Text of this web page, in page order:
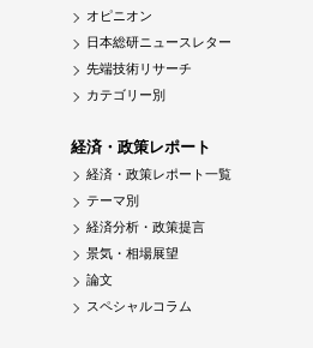
オピニオン
日本総研ニュースレター
先端技術リサーチ
カテゴリー別
経済・政策レポート
経済・政策レポート一覧
テーマ別
経済分析・政策提言
景気・相場展望
論文
スペシャルコラム